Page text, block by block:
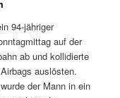
94-jähriger
auf der
ab und kollidierte
auslösten.
der Mann in ein